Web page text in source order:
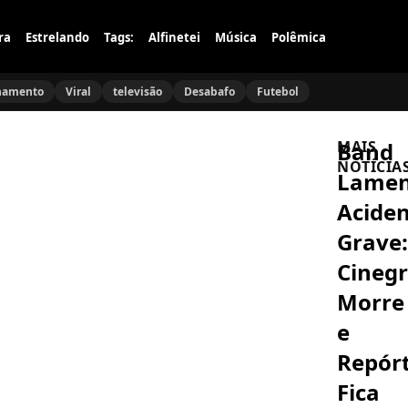
Estrelando Tags: Alfinetei Música Polêmica
Viral televisão Desabafo Futebol
Band
Grave:
Morre
e
Fica
MAIS
FAMOSOS
Esposa
de
Faustão
fala
sobre
estado
saúde
após
NOVELAS
Dill
mistérios
Francesca
FAMOSOS
Orlando